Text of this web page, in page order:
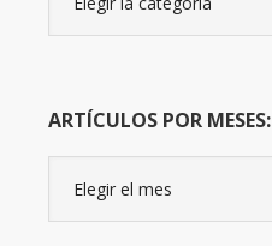
Blog:
ARTÍCULOS POR MESES:
meses: